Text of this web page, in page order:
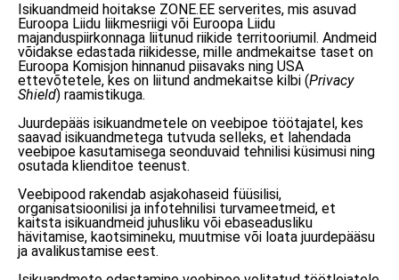
Isikuandmeid hoitakse ZONE.EE serverites, mis asuvad
Euroopa Liidu liikmesriigi või Euroopa Liidu
majanduspiirkonnaga liitunud riikide territooriumil. Andmeid
võidakse edastada riikidesse, mille andmekaitse taset on
Euroopa Komisjon hinnanud piisavaks ning USA
ettevõtetele, kes on liitund andmekaitse kilbi (Privacy
Shield) raamistikuga.
Juurdepääs isikuandmetele on veebipoe töötajatel, kes
saavad isikuandmetega tutvuda selleks, et lahendada
veebipoe kasutamisega seonduvaid tehnilisi küsimusi ning
osutada klienditoe teenust.
Veebipood rakendab asjakohaseid füüsilisi,
organisatsioonilisi ja infotehnilisi turvameetmeid, et
kaitsta isikuandmeid juhusliku või ebaseadusliku
hävitamise, kaotsimineku, muutmise või loata juurdepääsu
ja avalikustamise eest.